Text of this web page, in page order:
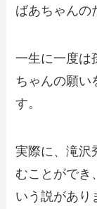
ばあちゃんの
一生に一度は
ちゃんの願い
す。
実際に、滝沢
むことができ
いう説があり